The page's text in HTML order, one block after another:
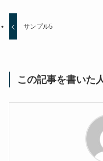
サンプル5
この記事を書いた